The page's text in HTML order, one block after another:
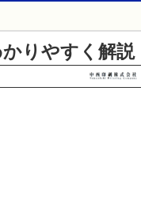
りやすく解説